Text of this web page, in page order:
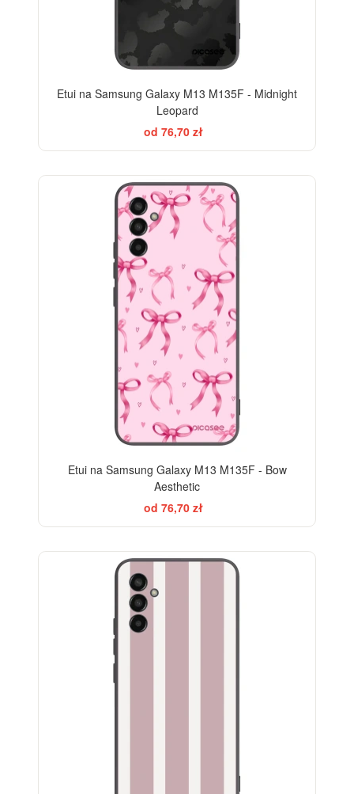
Etui na Samsung Galaxy M13 M135F - Midnight
Leopard
od 76,70 zł
Etui na Samsung Galaxy M13 M135F - Bow
Aesthetic
od 76,70 zł